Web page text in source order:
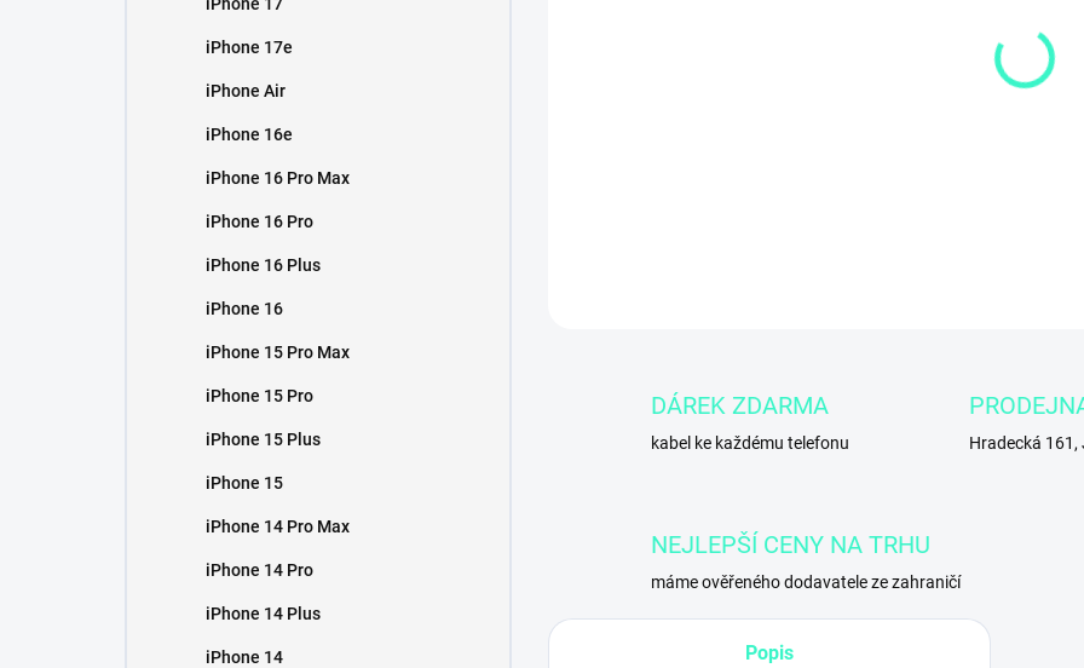
iPhone 17e
iPhone Air
iPhone 16e
iPhone 16 Pro Max
iPhone 16 Pro
iPhone 16 Plus
iPhone 16
iPhone 15 Pro Max
iPhone 15 Pro
iPhone 15 Plus
iPhone 15
iPhone 14 Pro Max
iPhone 14 Pro
iPhone 14 Plus
iPhone 14
DÁREK ZDARMA
kabel ke každému telefonu Hradecká 161,
NEJLEPŠÍ CENY NA TRHU
máme ověřeného dodavatele ze zahraničí
Popis